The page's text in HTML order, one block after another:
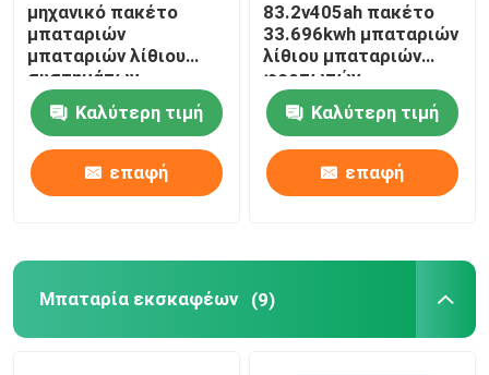
μηχανικό πακέτο
μπαταριών
μπαταριών λίθιου
συστημάτων
φορτωτών
μπαταριών
φορτωτών 614.4V
255Ah
Καλύτερη τιμή
επαφή
83.2v405ah πακέτο
33.696kwh μπαταριών
λίθιου μπαταριών
φορτωτών
Καλύτερη τιμή
επαφή
Μπαταρία εκσκαφέων (9)